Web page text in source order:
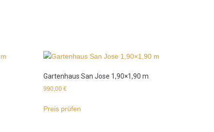
Gartenhaus San Jose 1,90×1,90 m
990,00€
Preis prüfen